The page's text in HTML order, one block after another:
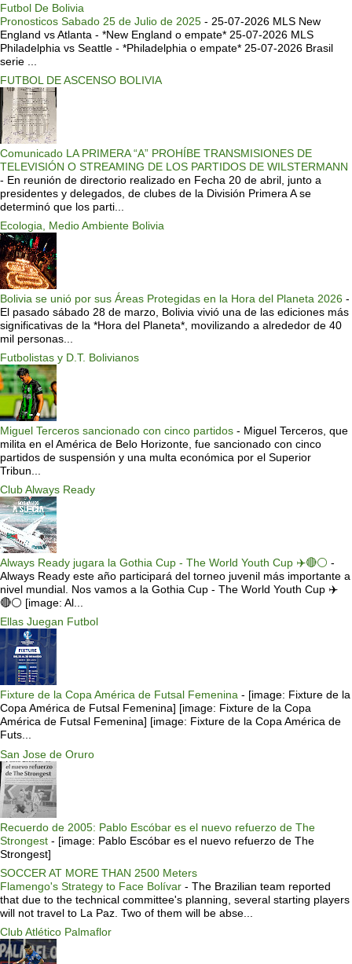
Futbol De Bolivia
Pronosticos Sabado 25 de Julio de 2025 - 25-07-2026 MLS New
England vs Atlanta - *New England o empate* 25-07-2026 MLS
Philadelphia vs Seattle - *Philadelphia o empate* 25-07-2026 Brasil
serie ...
FUTBOL DE ASCENSO BOLIVIA
Comunicado LA PRIMERA “A” PROHÍBE TRANSMISIONES DE
TELEVISIÓN O STREAMING DE LOS PARTIDOS DE WILSTERMANN
- En reunión de directorio realizado en Fecha 20 de abril, junto a
presidentes y delegados, de clubes de la División Primera A se
determinó que los parti...
Ecologia, Medio Ambiente Bolivia
Bolivia se unió por sus Áreas Protegidas en la Hora del Planeta 2026 -
El pasado sábado 28 de marzo, Bolivia vivió una de las ediciones más
significativas de la *Hora del Planeta*, movilizando a alrededor de 40
mil personas...
Futbolistas y D.T. Bolivianos
Miguel Terceros sancionado con cinco partidos - Miguel Terceros, que
milita en el América de Belo Horizonte, fue sancionado con cinco
partidos de suspensión y una multa económica por el Superior
Tribun...
Club Always Ready
Always Ready jugara la Gothia Cup - The World Youth Cup ✈️🔴⚪️ -
Always Ready este año participará del torneo juvenil más importante a
nivel mundial. Nos vamos a la Gothia Cup - The World Youth Cup ✈️
🔴⚪️ [image: Al...
Ellas Juegan Futbol
Fixture de la Copa América de Futsal Femenina - [image: Fixture de la
Copa América de Futsal Femenina] [image: Fixture de la Copa
América de Futsal Femenina] [image: Fixture de la Copa América de
Futs...
San Jose de Oruro
Recuerdo de 2005: Pablo Escóbar es el nuevo refuerzo de The
Strongest - [image: Pablo Escóbar es el nuevo refuerzo de The
Strongest]
SOCCER AT MORE THAN 2500 Meters
Flamengo's Strategy to Face Bolívar - The Brazilian team reported
that due to the technical committee's planning, several starting players
will not travel to La Paz. Two of them will be abse...
Club Atlético Palmaflor